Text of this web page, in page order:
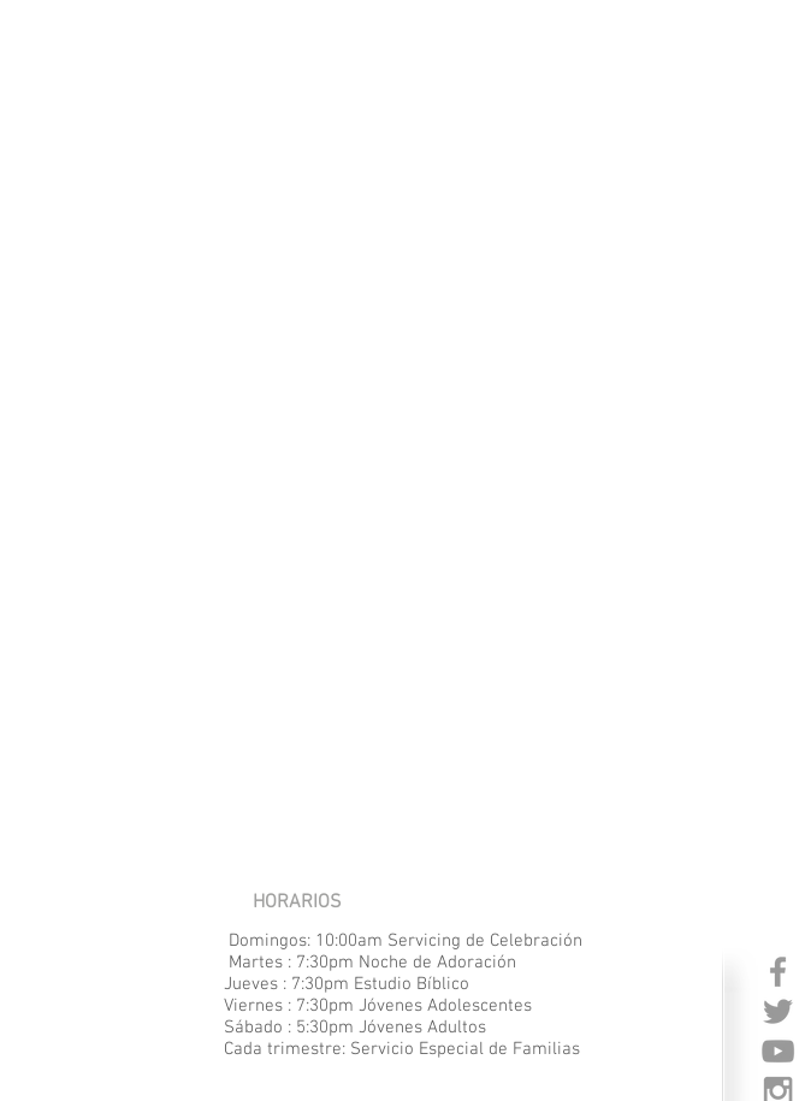
HORARIOS
Domingos: 10:00am Servicing de Celebración
Martes : 7:30pm Noche de Adoración
Jueves : 7:30pm Estudio Bíblico
Viernes : 7:30pm Jóvenes Adolescentes
Sábado : 5:30pm Jóvenes Adultos
Cada trimestre: Servicio Especial de Familias